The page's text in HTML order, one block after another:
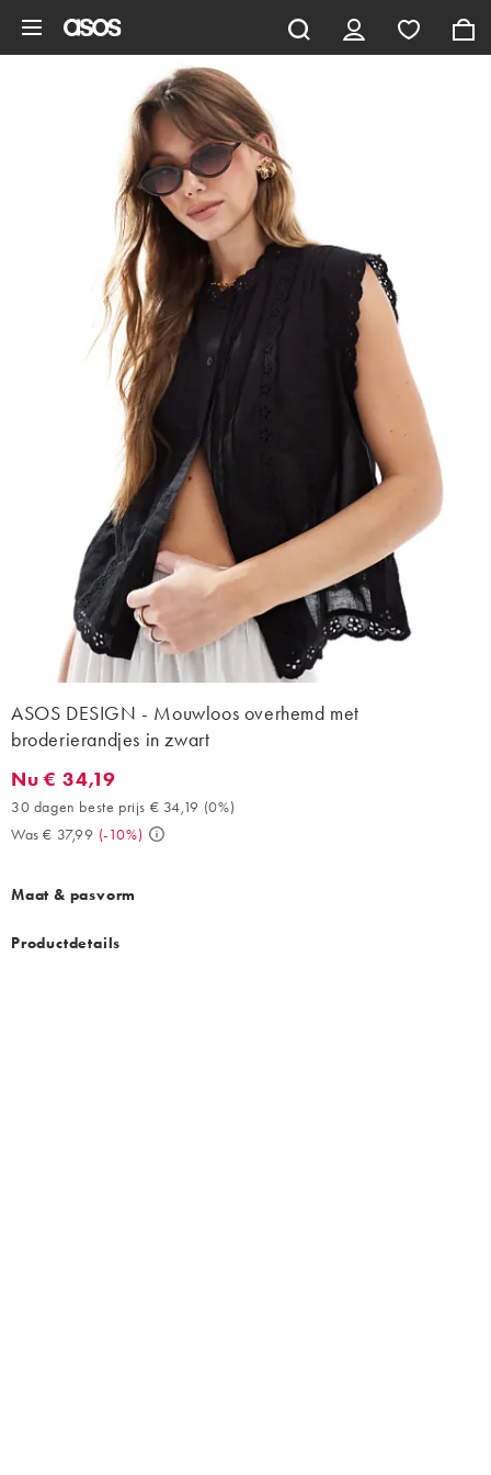
ASOS DESIGN - Mouwloos overhemd met
broderierandjes in zwart
Nu € 34,19. 30 dagen beste prijs € 34,19 (0%). Was € 37,99. (-
Nu € 34,19
30 dagen beste prijs € 34,19 (0%)
Was € 37,99 (-10%)
Maat & pasvorm
Productdetails